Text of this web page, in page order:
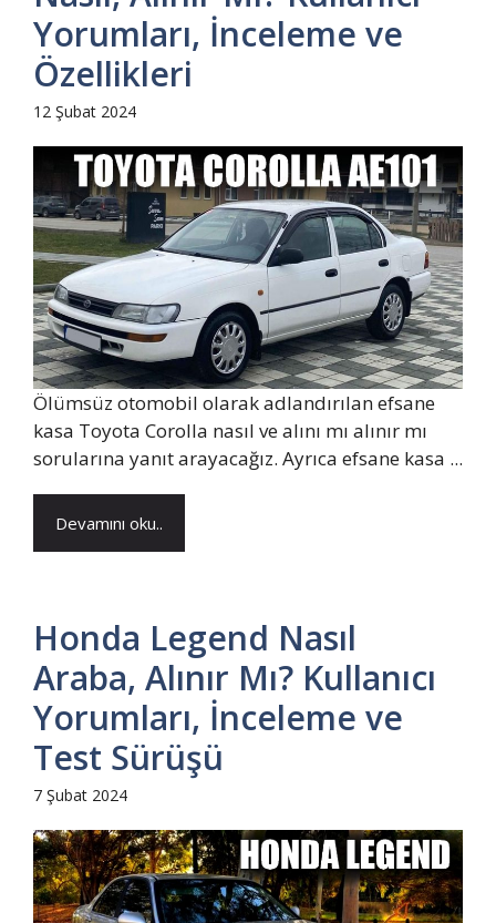
Yorumları, İnceleme ve
Özellikleri
12 Şubat 2024
Ölümsüz otomobil olarak adlandırılan efsane
kasa Toyota Corolla nasıl ve alını mı alınır mı
sorularına yanıt arayacağız. Ayrıca efsane kasa ...
Devamını oku..
Honda Legend Nasıl
Araba, Alınır Mı? Kullanıcı
Yorumları, İnceleme ve
Test Sürüşü
7 Şubat 2024